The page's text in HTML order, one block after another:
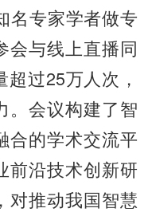
名专家学者做专
会与线上直播同
过25万人次，
。会议构建了智
合的学术交流平
前沿技术创新研
对推动我国智慧